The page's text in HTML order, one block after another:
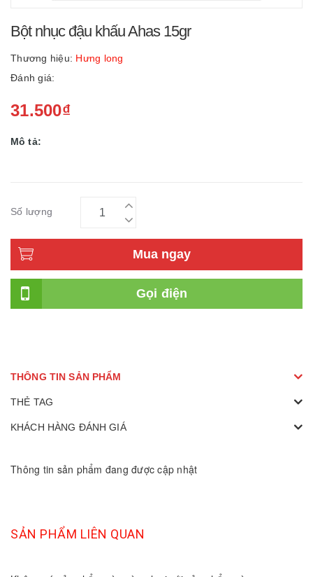
Bột nhục đậu khấu Ahas 15gr
Thương hiệu: Hưng long
Đánh giá:
31.500₫
Mô tả:
Số lượng
Mua ngay
Gọi điện
THÔNG TIN SẢN PHẨM
THẺ TAG
KHÁCH HÀNG ĐÁNH GIÁ
Thông tin sản phẩm đang được cập nhật
SẢN PHẨM LIÊN QUAN